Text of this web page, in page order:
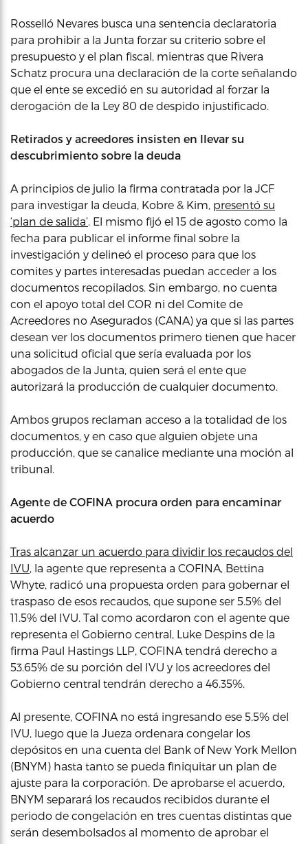
Rosselló Nevares busca una sentencia declaratoria
para prohibir a la Junta forzar su criterio sobre el
presupuesto y el plan fiscal, mientras que Rivera
Schatz procura una declaración de la corte señalando
que el ente se excedió en su autoridad al forzar la
derogación de la Ley 80 de despido injustificado.
Retirados y acreedores insisten en llevar su
descubrimiento sobre la deuda
A principios de julio la firma contratada por la JCF
para investigar la deuda, Kobre & Kim, presentó su
‘plan de salida’. El mismo fijó el 15 de agosto como la
fecha para publicar el informe final sobre la
investigación y delineó el proceso para que los
comites y partes interesadas puedan acceder a los
documentos recopilados. Sin embargo, no cuenta
con el apoyo total del COR ni del Comite de
Acreedores no Asegurados (CANA) ya que si las partes
desean ver los documentos primero tienen que hacer
una solicitud oficial que sería evaluada por los
abogados de la Junta, quien será el ente que
autorizará la producción de cualquier documento.
Ambos grupos reclaman acceso a la totalidad de los
documentos, y en caso que alguien objete una
producción, que se canalice mediante una moción al
tribunal.
Agente de COFINA procura orden para encaminar
acuerdo
Tras alcanzar un acuerdo para dividir los recaudos del
IVU, la agente que representa a COFINA, Bettina
Whyte, radicó una propuesta orden para gobernar el
traspaso de esos recaudos, que supone ser 5.5% del
11.5% del IVU. Tal como acordaron con el agente que
representa el Gobierno central, Luke Despins de la
firma Paul Hastings LLP, COFINA tendrá derecho a
53.65% de su porción del IVU y los acreedores del
Gobierno central tendrán derecho a 46.35%.
Al presente, COFINA no está ingresando ese 5.5% del
IVU, luego que la Jueza ordenara congelar los
depósitos en una cuenta del Bank of New York Mellon
(BNYM) hasta tanto se pueda finiquitar un plan de
ajuste para la corporación. De aprobarse el acuerdo,
BNYM separará los recaudos recibidos durante el
periodo de congelación en tres cuentas distintas que
serán desembolsados al momento de aprobar el